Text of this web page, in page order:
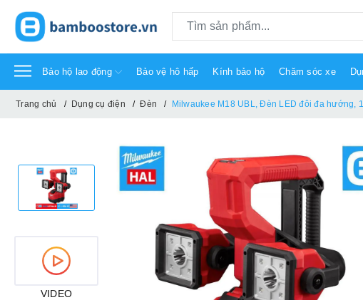
Bảo hộ lao động Bảo vệ hô hấp Kính bảo hộ Chăm sóc xe
Trang chủ Dụng cụ điện Đèn Milwaukee M18 UBL, Đèn LED đôi đa hướng,
VIDEO